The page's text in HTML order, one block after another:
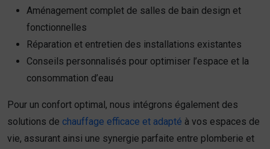
Aménagement complet de salles de bain design et
fonctionnelles
Réparation et entretien des installations existantes
Conseils personnalisés pour optimiser l’espace et la
consommation d’eau
Pour un confort optimal, nous intégrons également des
solutions de chauffage efficace et adapté à vos espaces de
vie, assurant ainsi une synergie parfaite entre plomberie et